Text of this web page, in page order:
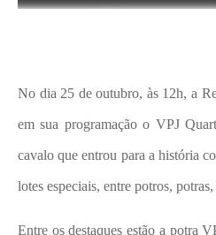
No dia 25 de outubro, às 12h, a
em sua programação o VPJ
cavalo que entrou para a história
lotes especiais, entre potros,
Entre os destaques estão a potra